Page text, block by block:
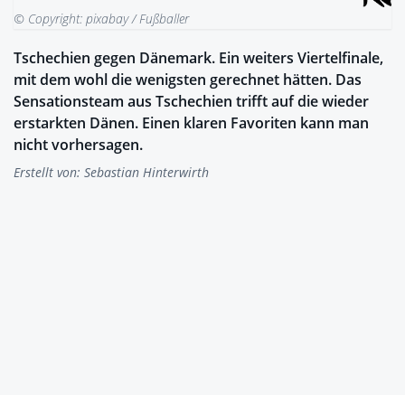
© Copyright: pixabay / Fußballer
Tschechien gegen Dänemark. Ein weiters Viertelfinale,
mit dem wohl die wenigsten gerechnet hätten. Das
Sensationsteam aus Tschechien trifft auf die wieder
erstarkten Dänen. Einen klaren Favoriten kann man
nicht vorhersagen.
Erstellt von: Sebastian Hinterwirth